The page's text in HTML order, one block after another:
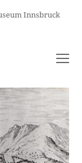
Innsbruck